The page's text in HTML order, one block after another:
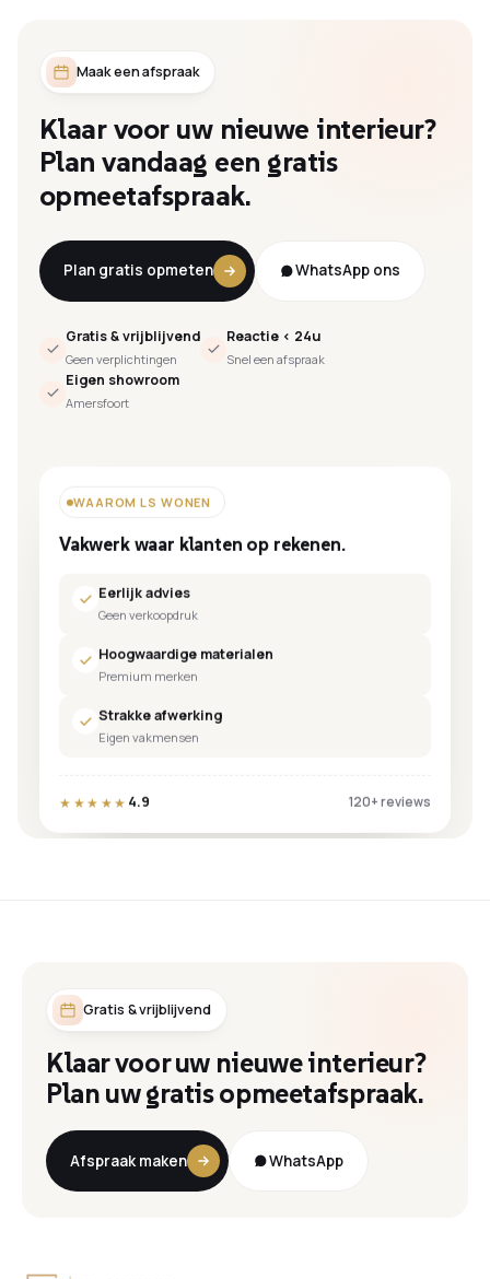
Maak een afspraak
Klaar voor uw nieuwe interieur?
Plan vandaag een gratis
opmeetafspraak.
Plan gratis opmeten WhatsApp ons
Gratis & vrijblijvend
Geen verplichtingen
Reactie < 24u
Snel een afspraak
Eigen showroom
Amersfoort
WAAROM LS WONEN
Vakwerk waar klanten op rekenen.
Eerlijk advies
Geen verkoopdruk
Hoogwaardige materialen
Premium merken
Strakke afwerking
Eigen vakmensen
★★★★★ 4.9 120+ reviews
Gratis & vrijblijvend
Klaar voor uw nieuwe interieur?
Plan uw gratis opmeetafspraak.
Afspraak maken WhatsApp